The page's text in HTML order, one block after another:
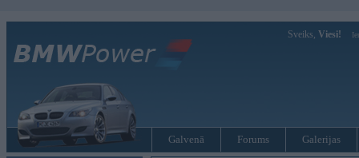
Sveiks, Viesi!
Galvenā Forums Galerijas